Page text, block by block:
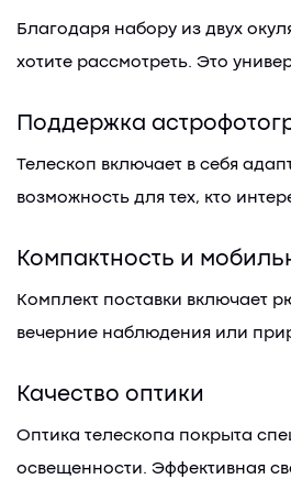
Благодаря набору из двух
хотите рассмотреть. Это
Поддержка
Телескоп включает в себя
возможность для тех, кто
Компактность и
Комплект поставки включает
вечерние наблюдения или
Качество оптики
Оптика телескопа покрыта
освещенности. Эффективная